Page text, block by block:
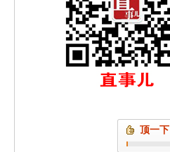
顶一下